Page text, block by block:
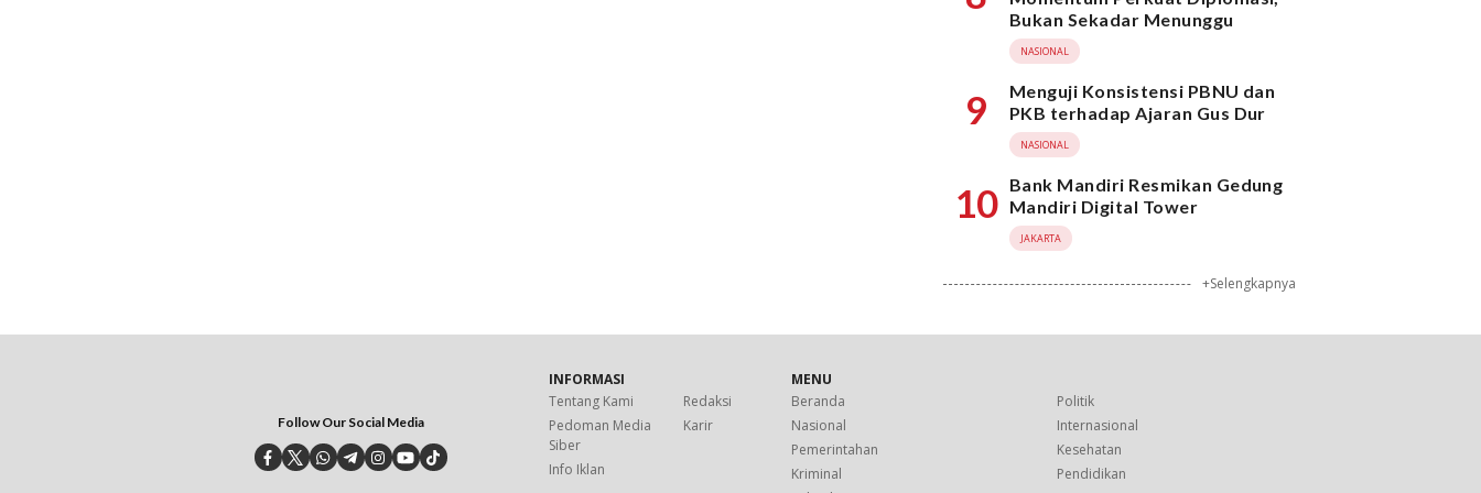
Bukan Sekadar Menunggu
NASIONAL
9
Menguji Konsistensi PBNU dan
PKB terhadap Ajaran Gus Dur
NASIONAL
10 Bank Mandiri Resmikan Gedung
Mandiri Digital Tower
JAKARTA
+Selengkapnya
Follow Our Social Media
INFORMASI
Tentang Kami
Redaksi
Pedoman Media
Siber
Karir
Info Iklan
MENU
Beranda
Politik
Nasional
Internasional
Pemerintahan
Kesehatan
Kriminal
Pendidikan